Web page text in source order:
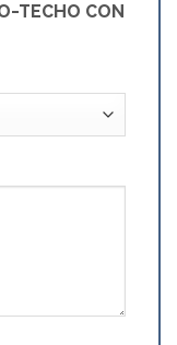
TECHO CON